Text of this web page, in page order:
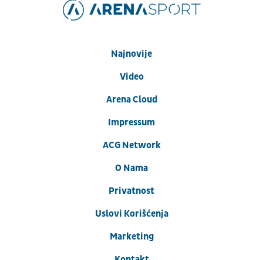
Najnovije
Video
Arena Cloud
Impressum
ACG Network
O Nama
Privatnost
Uslovi Korišćenja
Marketing